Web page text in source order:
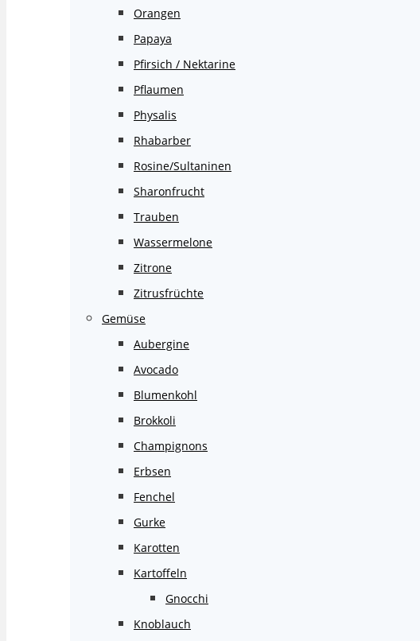
Orangen
Papaya
Pfirsich / Nektarine
Pflaumen
Physalis
Rhabarber
Rosine/Sultaninen
Sharonfrucht
Trauben
Wassermelone
Zitrone
Zitrusfrüchte
Gemüse
Aubergine
Avocado
Blumenkohl
Brokkoli
Champignons
Erbsen
Fenchel
Gurke
Karotten
Kartoffeln
Gnocchi
Knoblauch